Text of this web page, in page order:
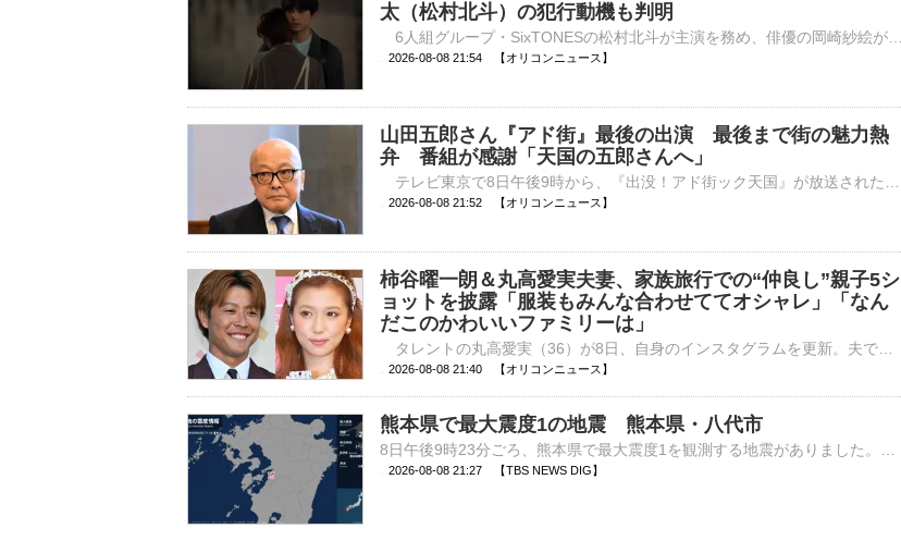
太（松村北斗）の犯行動機も判明
2026-08-08 21:54 【オリコンニュース】
山田五郎さん『アド街』最後の出演 最後まで街の魅力熱
弁 番組が感謝「天国の五郎さんへ」
2026-08-08 21:52 【オリコンニュース】
柿谷曜一朗＆丸高愛実夫妻、家族旅行での“仲良し”親子5シ
ョットを披露「服装もみんな合わせててオシャレ」「なん
だこのかわいいファミリーは」
2026-08-08 21:40 【オリコンニュース】
熊本県で最大震度1の地震 熊本県・八代市
2026-08-08 21:27 【TBS NEWS DIG】